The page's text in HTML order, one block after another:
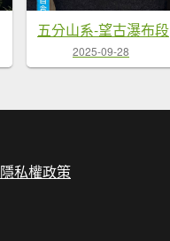
五分山系-望古瀑布段
2025-09-28
隱私權政策